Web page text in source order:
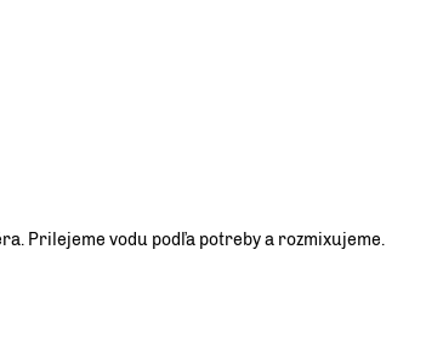
Prilejeme vodu podľa potreby a rozmixujeme.